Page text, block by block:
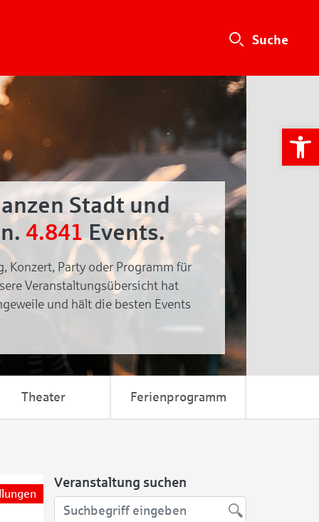
Stadt und
4.841Events.
Konzert, Party oder Programm für
Veranstaltungsübersicht hat
und hält die besten Events
Theater Ferienprogramm
Veranstaltung suchen